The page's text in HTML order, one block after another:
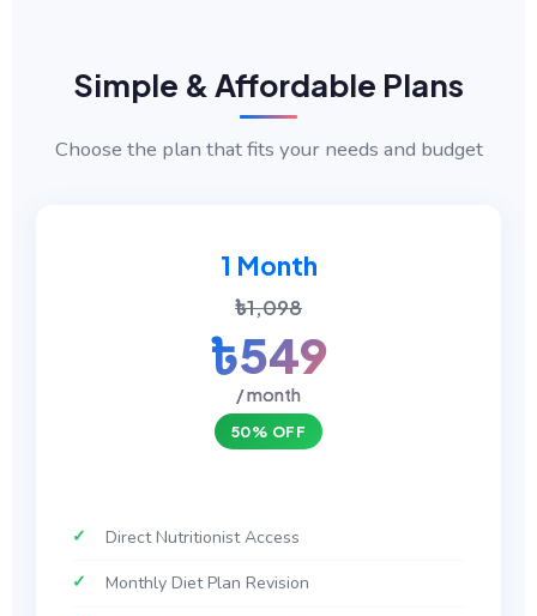
Simple & Affordable Plans
Choose the plan that fits your needs and budget
1 Month
৳1,098
৳549
/ month
50% OFF
Direct Nutritionist Access
Monthly Diet Plan Revision